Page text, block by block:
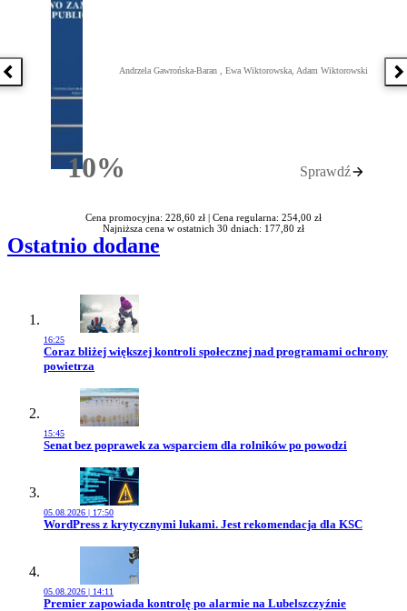
Poprzednia książka
10%Rabatu
Andrzela Gawrońska-Baran , Ewa Wiktorowska, Adam Wiktorowski
Sprawdź
Cena promocyjna: 228,60 zł | Cena regularna: 254,00 zł
Najniższa cena w ostatnich 30 dniach: 177,80 zł
Ostatnio dodane
16:25
Przejdź do artykułu:
Coraz bliżej większej kontroli społecznej nad programami ochrony
powietrza
15:45
Przejdź do artykułu:
Senat bez poprawek za wsparciem dla rolników po powodzi
05.08.2026 | 17:50
Przejdź do artykułu:
WordPress z krytycznymi lukami. Jest rekomendacja dla KSC
05.08.2026 | 14:11
Przejdź do artykułu:
Premier zapowiada kontrolę po alarmie na Lubelszczyźnie